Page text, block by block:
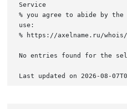
Service
% you agree to abide by
use:
% https://axelname.ru/
No entries found for the
Last updated on 2026-08-